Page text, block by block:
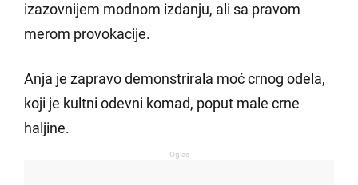
operacije!
izazovnijem modnom izdanju, ali sa pravom
merom provokacije.
Anja je zapravo demonstrirala moć crnog odela,
koji je kultni odevni komad, poput male crne
haljine.
Oglas